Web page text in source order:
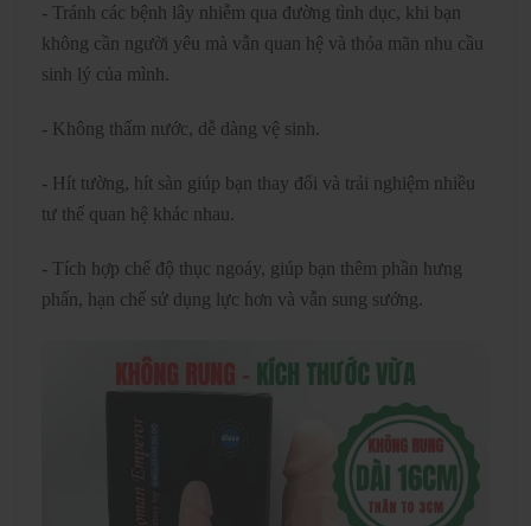
- Tránh các bệnh lây nhiễm qua đường tình dục, khi bạn
không cần người yêu mà vẫn quan hệ và thỏa mãn nhu cầu
sinh lý của mình.
- Không thấm nước, dễ dàng vệ sinh.
- Hít tường, hít sàn giúp bạn thay đổi và trải nghiệm nhiều
tư thế quan hệ khác nhau.
- Tích hợp chế độ thục ngoáy, giúp bạn thêm phần hưng
phấn, hạn chế sử dụng lực hơn và vẫn sung sướng.